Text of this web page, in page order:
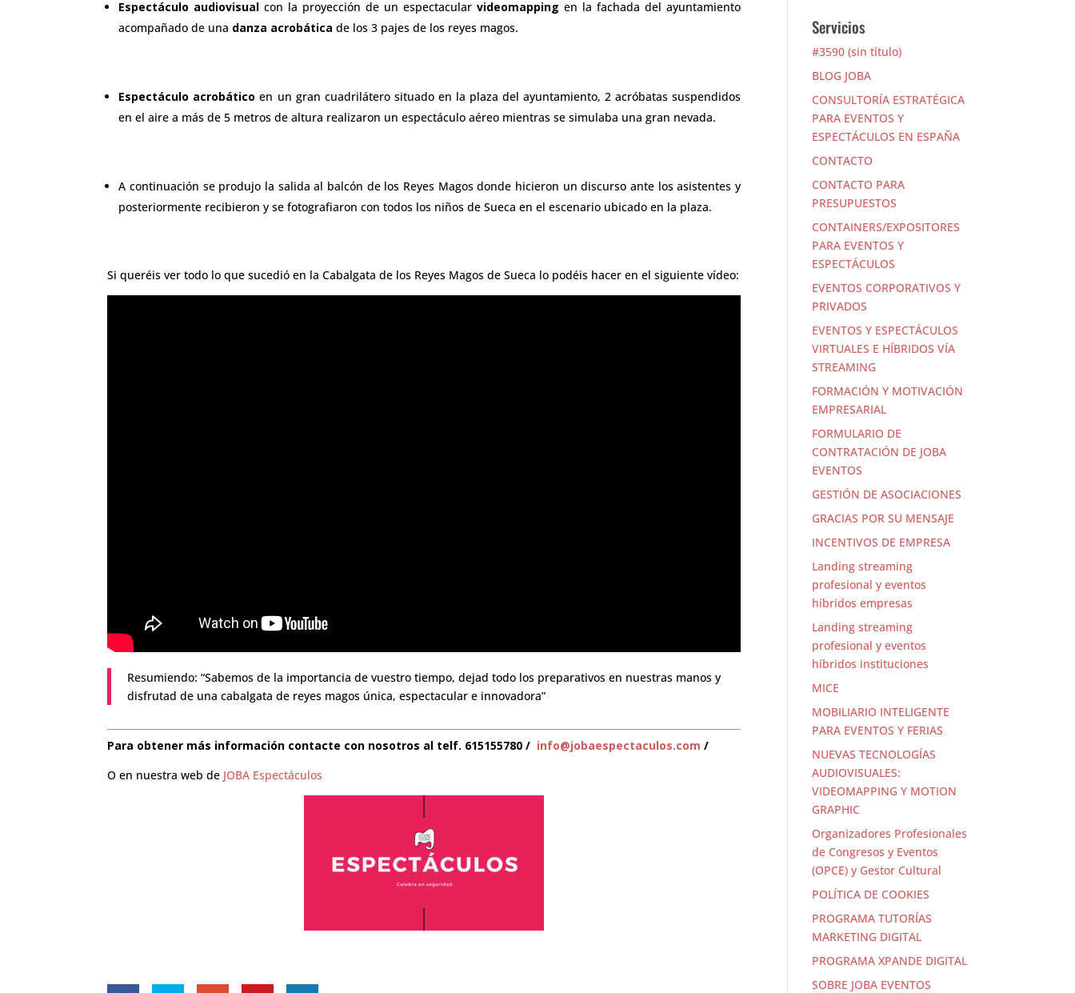
Espectáculo audiovisual con la proyección de un espectacularvideomapping en la fachada del ayuntamiento
acompañado de una danza acrobática de los 3 pajes de los reyes magos.
Espectáculo acrobático en un gran cuadrilátero situado en la plaza del ayuntamiento, 2 acróbatas suspendidos
en el aire a más de 5 metros de altura realizaron un espectáculo aéreo mientras se simulaba una gran nevada.
A continuación se produjo la salida al balcón de los Reyes Magos donde hicieron un discurso ante los asistentes y
posteriormente recibieron y se fotografiaron con todos los niños de Sueca en el escenario ubicado en la plaza.
Si queréis ver todo lo que sucedió en la Cabalgata de los Reyes Magos de Sueca lo podéis hacer en el siguiente vídeo:
Resumiendo: “Sabemos de la importancia de vuestro tiempo, dejad todo los preparativos en nuestras manos y
disfrutad de una cabalgata de reyes magos única, espectacular e innovadora”
Para obtener más información contacte con nosotros al telf. 615155780 / info@jobaespectaculos.com /
O en nuestra web de JOBA Espectáculos
Servicios
#3590 (sin título)
BLOG JOBA
CONSULTORÍA ESTRATÉGICA
PARA EVENTOS Y
ESPECTÁCULOS EN ESPAÑA
CONTACTO
CONTACTO PARA
PRESUPUESTOS
CONTAINERS/EXPOSITORES
PARA EVENTOS Y
ESPECTÁCULOS
EVENTOS CORPORATIVOS Y
PRIVADOS
EVENTOS Y ESPECTÁCULOS
VIRTUALES E HÍBRIDOS VÍA
STREAMING
FORMACIÓN Y MOTIVACIÓN
EMPRESARIAL
FORMULARIO DE
CONTRATACIÓN DE JOBA
EVENTOS
GESTIÓN DE ASOCIACIONES
GRACIAS POR SU MENSAJE
INCENTIVOS DE EMPRESA
Landing streaming
profesional y eventos
híbridos empresas
Landing streaming
profesional y eventos
híbridos instituciones
MICE
MOBILIARIO INTELIGENTE
PARA EVENTOS Y FERIAS
NUEVAS TECNOLOGÍAS
AUDIOVISUALES:
VIDEOMAPPING Y MOTION
GRAPHIC
Organizadores Profesionales
de Congresos y Eventos
(OPCE) y Gestor Cultural
POLÍTICA DE COOKIES
PROGRAMA TUTORÍAS
MARKETING DIGITAL
PROGRAMA XPANDE DIGITAL
SOBRE JOBA EVENTOS